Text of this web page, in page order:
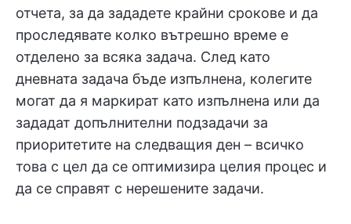
отчета, за да зададете крайни срокове и да
проследявате колко вътрешно време е
отделено за всяка задача. След като
дневната задача бъде изпълнена, колегите
могат да я маркират като изпълнена или да
зададат допълнителни подзадачи за
приоритетите на следващия ден – всичко
това с цел да се оптимизира целия процес и
да се справят с нерешените задачи.